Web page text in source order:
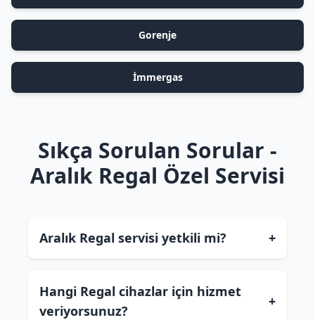
Gorenje
İmmergas
Sıkça Sorulan Sorular -
Aralık Regal Özel Servisi
Aralık Regal servisi yetkili mi? +
Hangi Regal cihazlar için hizmet
veriyorsunuz?
+